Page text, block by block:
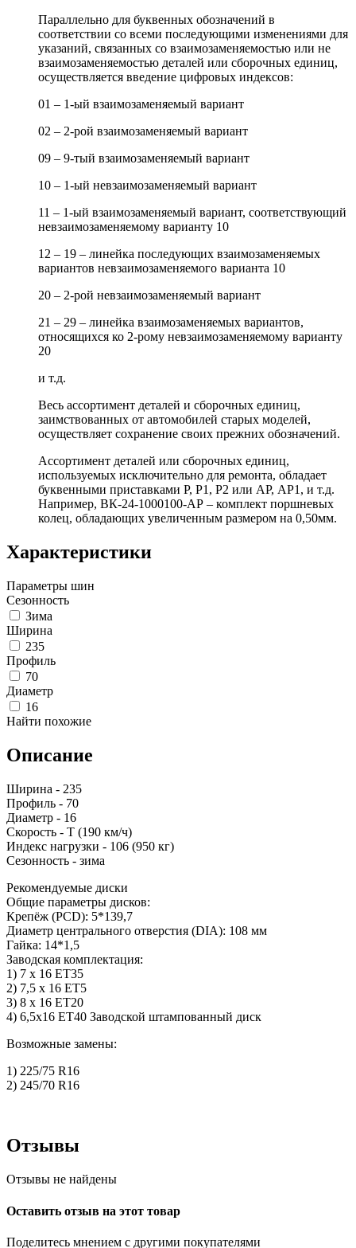
Параллельно для буквенных обозначений в
соответствии со всеми последующими изменениями для
указаний, связанных со взаимозаменяемостью или не
взаимозаменяемостью деталей или сборочных единиц,
осуществляется введение цифровых индексов:
01 – 1-ый взаимозаменяемый вариант
02 – 2-рой взаимозаменяемый вариант
09 – 9-тый взаимозаменяемый вариант
10 – 1-ый невзаимозаменяемый вариант
11 – 1-ый взаимозаменяемый вариант, соответствующий
невзаимозаменяемому варианту 10
12 – 19 – линейка последующих взаимозаменяемых
вариантов невзаимозаменяемого варианта 10
20 – 2-рой невзаимозаменяемый вариант
21 – 29 – линейка взаимозаменяемых вариантов,
относящихся ко 2-рому невзаимозаменяемому варианту
20
и т.д.
Весь ассортимент деталей и сборочных единиц,
заимствованных от автомобилей старых моделей,
осуществляет сохранение своих прежних обозначений.
Ассортимент деталей или сборочных единиц,
используемых исключительно для ремонта, обладает
буквенными приставками Р, Р1, Р2 или АР, АР1, и т.д.
Например, ВК-24-1000100-АР – комплект поршневых
колец, обладающих увеличенным размером на 0,50мм.
Характеристики
Параметры шин
Сезонность
Зима
Ширина
235
Профиль
70
Диаметр
16
Найти похожие
Описание
Ширина - 235
Профиль - 70
Диаметр - 16
Скорость - T (190 км/ч)
Индекс нагрузки - 106 (950 кг)
Сезонность - зима
Рекомендуемые диски
Общие параметры дисков:
Крепёж (PCD): 5*139,7
Диаметр центрального отверстия (DIA): 108 мм
Гайка: 14*1,5
Заводская комплектация:
1) 7 x 16 ET35
2) 7,5 x 16 ET5
3) 8 x 16 ET20
4) 6,5x16 ET40 Заводской штампованный диск
Возможные замены:
1) 225/75 R16
2) 245/70 R16
Отзывы
Отзывы не найдены
Оставить отзыв на этот товар
Поделитесь мнением с другими покупателями